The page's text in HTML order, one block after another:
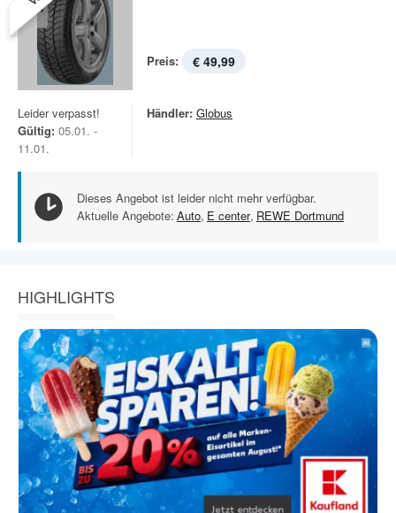
Preis: € 49,99
Leider verpasst!
Gültig: 05.01. -
11.01.
Händler: Globus
Dieses Angebot ist leider nicht mehr verfügbar.
Aktuelle Angebote: Auto, E center, REWE Dortmund
HIGHLIGHTS